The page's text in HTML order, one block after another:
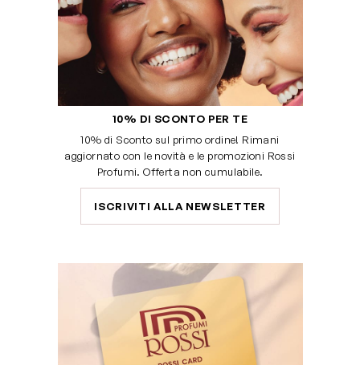
10% DI SCONTO PER TE
10% di Sconto sul primo ordine! Rimani
aggiornato con le novità e le promozioni Rossi
Profumi. Offerta non cumulabile.
ISCRIVITI ALLA NEWSLETTER